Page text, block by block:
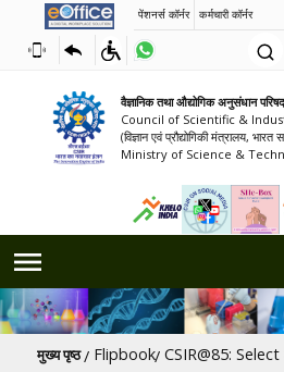
पेंशनर्स कॉर्नर कर्मचारी कॉर्नर
वैज्ञानिक तथा औद्योगिक अनुसंधान परिषद्
Council of Scientific &
(विज्ञान एवं प्रौद्योगिकी मंत्रालय, भारत
Ministry of Science &
पग चिन्ह
मुख्य पृष्ठ Flipbook CSIR@85: